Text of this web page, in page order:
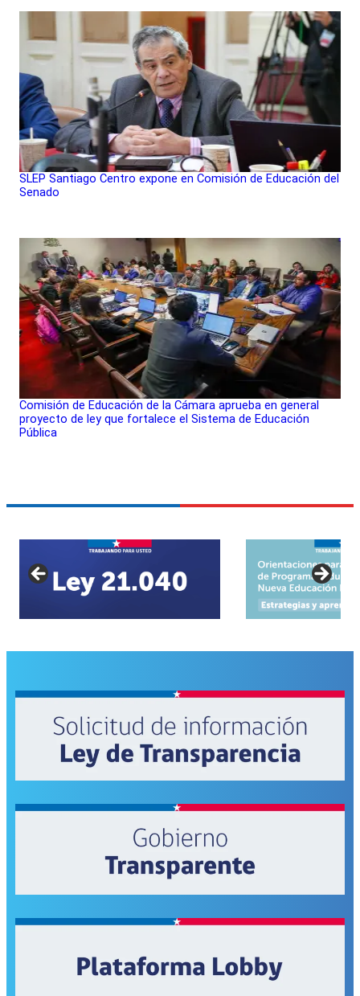
SLEP Santiago Centro expone en Comisión de Educación del
Senado
Comisión de Educación de la Cámara aprueba en general
proyecto de ley que fortalece el Sistema de Educación
Pública